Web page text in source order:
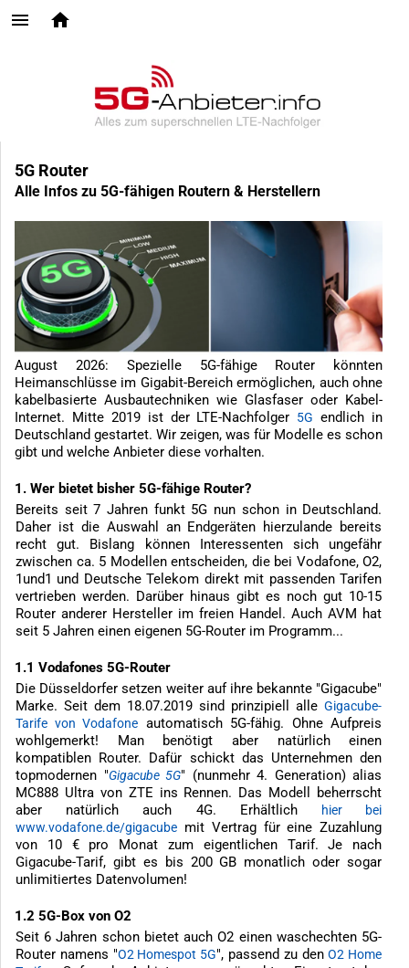
5G Router
Alle Infos zu 5G-fähigen Routern & Herstellern
August 2026: Spezielle 5G-fähige Router könnten
Heimanschlüsse im Gigabit-Bereich ermöglichen, auch ohne
kabelbasierte Ausbautechniken wie Glasfaser oder Kabel-
Internet. Mitte 2019 ist der LTE-Nachfolger 5G endlich in
Deutschland gestartet. Wir zeigen, was für Modelle es schon
gibt und welche Anbieter diese vorhalten.
1. Wer bietet bisher 5G-fähige Router?
Bereits seit 7 Jahren funkt 5G nun schon in Deutschland.
Daher ist die Auswahl an Endgeräten hierzulande bereits
recht gut. Bislang können Interessenten sich ungefähr
zwischen ca. 5 Modellen entscheiden, die bei Vodafone, O2,
1und1 und Deutsche Telekom direkt mit passenden Tarifen
vertrieben werden. Darüber hinaus gibt es noch gut 10-15
Router anderer Hersteller im freien Handel. Auch AVM hat
seit 5 Jahren einen eigenen 5G-Router im Programm...
1.1 Vodafones 5G-Router
Die Düsseldorfer setzen weiter auf ihre bekannte "Gigacube"
Marke. Seit dem 18.07.2019 sind prinzipiell alleGigacube-
Tarife von Vodafone automatisch 5G-fähig. Ohne Aufpreis
wohlgemerkt! Man benötigt aber natürlich einen
kompatiblen Router. Dafür schickt das Unternehmen den
topmodernen "Gigacube 5G" (nunmehr 4. Generation) alias
MC888 Ultra von ZTE ins Rennen. Das Modell beherrscht
aber natürlich auch 4G. Erhältlich
hier bei
www.vodafone.de/gigacube mit Vertrag für eine Zuzahlung
von 10 € pro Monat zum eigentlichen Tarif. Je nach
Gigacube-Tarif, gibt es bis 200 GB monatlich oder sogar
unlimitiertes Datenvolumen!
1.2 5G-Box von O2
Seit 6 Jahren schon bietet auch O2 einen waschechten 5G-
Router namens "O2 Homespot 5G", passend zu denO2 Home